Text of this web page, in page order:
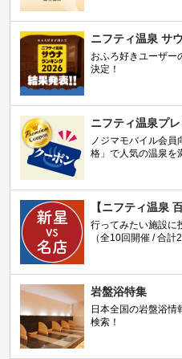
ニフティ温泉 サ
おふろ好きユーザー
決定！
ニフティ温泉プ
ノジマモバイル会
格」で人気の温泉を
【ニフティ温泉
行ってみたい施設に
（全10回開催 / 合計
岩盤浴特集
日本全国の岩盤浴情
検索！